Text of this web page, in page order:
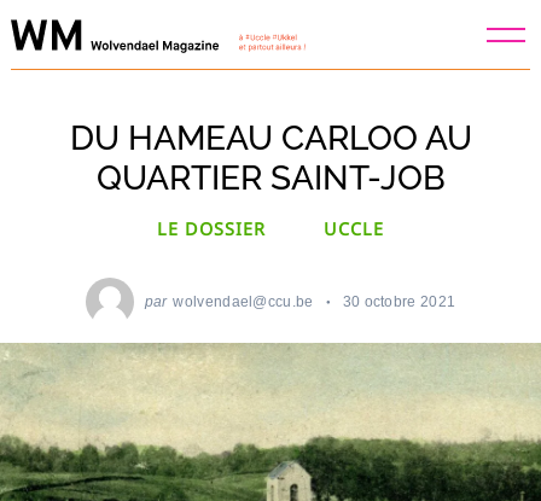
Skip
to
DU HAMEAU CARLOO AU
QUARTIER SAINT-JOB
LE DOSSIER UCCLE
par wolvendael@ccu.be 30 octobre 2021